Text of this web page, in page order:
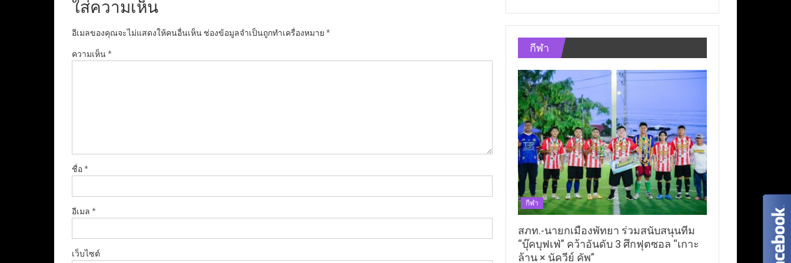
ใส่ความเห็น
อีเมลของคุณจะไม่แสดงให้คนอื่นเห็น ช่องข้อมูลจำเป็นถูกทำเครื่องหมาย *
ความเห็น*
ชื่อ*
อีเมล *
เว็บไซต์
กีฬา
กีฬา
สภท.-นายกเมืองพัทยา ร่วมสนับสนุนทีม
“บุ๊คบุฟเฟ่” คว้าอันดับ 3 ศึกฟุตซอล “เกาะ
ล้าน × นัควีย์ คัพ”